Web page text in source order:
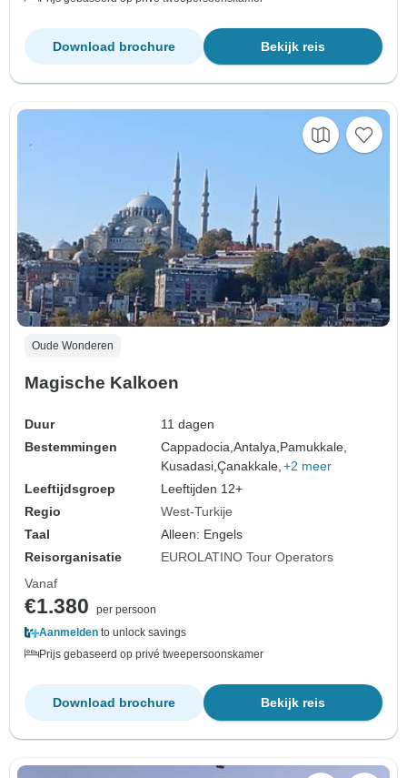
Bekijk reis
Download brochure
Oude Wonderen
Magische Kalkoen
Duur
11 dagen
Bestemmingen
Cappadocia,Antalya, Pamukkale,
Kusadasi,Çanakkale, +2 meer
Leeftijdsgroep
Leeftijden 12+
Regio
West-Turkije
Taal
Alleen: Engels
Reisorganisatie
EUROLATINO Tour Operators
Vanaf
€1.380
per persoon
Aanmelden to unlock savings
Prijs gebaseerd op privé tweepersoonskamer
Bekijk reis
Download brochure